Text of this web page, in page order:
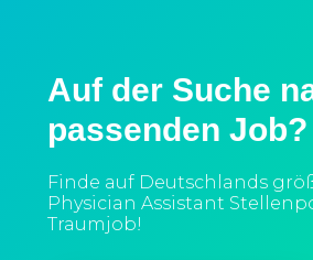
Auf der Suche
passenden Job?
Finde auf Deutschlands
Physician Assistant
Traumjob!